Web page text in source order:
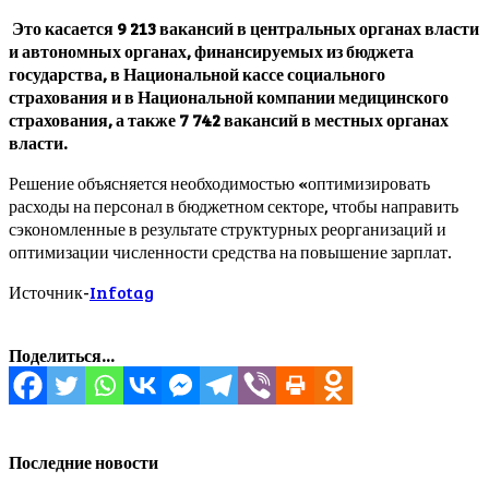
Это касается 9 213 вакансий в центральных органах власти
и автономных органах, финансируемых из бюджета
государства, в Национальной кассе социального
страхования и в Национальной компании медицинского
страхования, а также 7 742 вакансий в местных органах
власти.
Решение объясняется необходимостью «оптимизировать
расходы на персонал в бюджетном секторе, чтобы направить
сэкономленные в результате структурных реорганизаций и
оптимизации численности средства на повышение зарплат.
Источник-Infotag
Поделиться...
Последние новости